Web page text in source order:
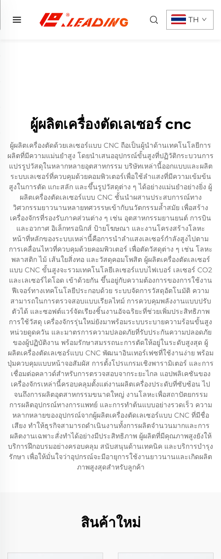
TH
ผู้ผลิตเครื่องตัดเลเซอร์ cnc
ผู้ผลิตเครื่องตัดด้วยเลเซอร์แบบ CNC ถือเป็นผู้นำด้านเทคโนโลยีการ
ผลิตที่มีความแม่นยำสูง โดยนำเสนออุปกรณ์ขั้นสูงที่ปฏิวัติกระบวนการ
แปรรูปวัสดุในหลากหลายอุตสาหกรรม บริษัทเหล่านี้ออกแบบและผลิต
ระบบเลเซอร์ที่ควบคุมด้วยคอมพิวเตอร์เพื่อใช้ลำแสงที่มีความเข้มข้น
สูงในการตัด แกะสลัก และขึ้นรูปวัสดุต่าง ๆ ได้อย่างแม่นยำอย่างยิ่ง ผู้
ผลิตเครื่องตัดเลเซอร์แบบ CNC ชั้นนำผสานประสบการณ์ทาง
วิศวกรรมยาวนานหลายทศวรรษเข้ากับนวัตกรรมล้ำสมัย เพื่อสร้าง
เครื่องจักรที่รองรับภาคส่วนต่าง ๆ เช่น อุตสาหกรรมยานยนต์ การบิน
และอวกาศ อิเล็กทรอนิกส์ ป้ายโฆษณา และงานโครงสร้างโลหะ
หน้าที่หลักของระบบเหล่านี้คือการนำลำแสงเลเซอร์กำลังสูงไปตาม
การเคลื่อนไหวที่ควบคุมด้วยคอมพิวเตอร์ เพื่อตัดวัสดุต่าง ๆ เช่น โลหะ
พลาสติก ไม้ เส้นใยสิ่งทอ และวัสดุคอมโพสิต ผู้ผลิตเครื่องตัดเลเซอร์
แบบ CNC ขั้นสูงจะรวมเทคโนโลยีเลเซอร์แบบไฟเบอร์ เลเซอร์ CO2
และเลเซอร์ไดโอด เข้าด้วยกัน ขึ้นอยู่กับความต้องการของการใช้งาน
ฟีเจอร์ทางเทคโนโลยีประกอบด้วย ระบบจัดการวัสดุอัตโนมัติ ความ
สามารถในการตรวจสอบแบบเรียลไทม์ การควบคุมพลังงานแบบปรับ
ตัวได้ และซอฟต์แวร์จัดเรียงชิ้นงานอัจฉริยะที่ช่วยเพิ่มประสิทธิภาพ
การใช้วัสดุ เครื่องจักรรุ่นใหม่ยังมาพร้อมระบบระบายความร้อนขั้นสูง
หน่วยดูดควัน และมาตรการความปลอดภัยที่รับประกันความปลอดภัย
ของผู้ปฏิบัติงาน พร้อมรักษาสมรรถนะการตัดให้อยู่ในระดับสูงสุด ผู้
ผลิตเครื่องตัดเลเซอร์แบบ CNC พัฒนาอินเทอร์เฟซที่ใช้งานง่าย พร้อม
ปุ่มควบคุมแบบหน้าจอสัมผัส การตั้งโปรแกรมเชิงพารามิเตอร์ และการ
เชื่อมต่อคลาวด์สำหรับการตรวจสอบจากระยะไกล แอปพลิเคชันของ
เครื่องจักรเหล่านี้ครอบคลุมตั้งแต่งานผลิตเครื่องประดับที่ซับซ้อน ไป
จนถึงการผลิตอุตสาหกรรมขนาดใหญ่ งานโลหะเพื่อสถาปัตยกรรม
การผลิตอุปกรณ์ทางการแพทย์ และการทำต้นแบบอย่างรวดเร็ว ความ
หลากหลายของอุปกรณ์จากผู้ผลิตเครื่องตัดเลเซอร์แบบ CNC ที่มีชื่อ
เสียง ทำให้ธุรกิจสามารถดำเนินงานทั้งการผลิตจำนวนมากและการ
ผลิตงานเฉพาะสั่งทำได้อย่างมีประสิทธิภาพ ผู้ผลิตที่มีคุณภาพสูงยังให้
บริการฝึกอบรมอย่างครอบคลุม สนับสนุนด้านเทคนิค และบริการบำรุง
รักษา เพื่อให้มั่นใจว่าอุปกรณ์จะมีอายุการใช้งานยาวนานและเกิดผลิต
ภาพสูงสุดสำหรับลูกค้า
สินค้าใหม่